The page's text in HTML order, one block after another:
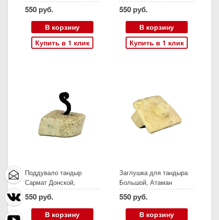
550 руб.
В корзину
Купить в 1 клик
550 руб.
В корзину
Купить в 1 клик
Поддувало тандыр
Сармат Донской,
СамОбжар
550 руб.
В корзину
Заглушка для тандыра
Большой, Атаман
550 руб.
В корзину